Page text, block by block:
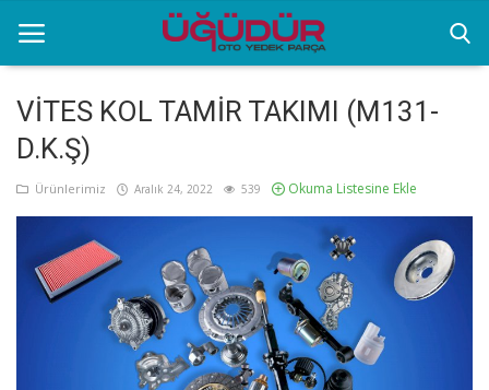
Anasayfa
Markalar
Ürünlerimiz
Sektörel Bilgiler
VİTES KOL TAMİR TAKIMI (M131-
D.K.Ş)
Ürünlerimiz Aralık 24, 2022 539 Okuma Listesine Ekle